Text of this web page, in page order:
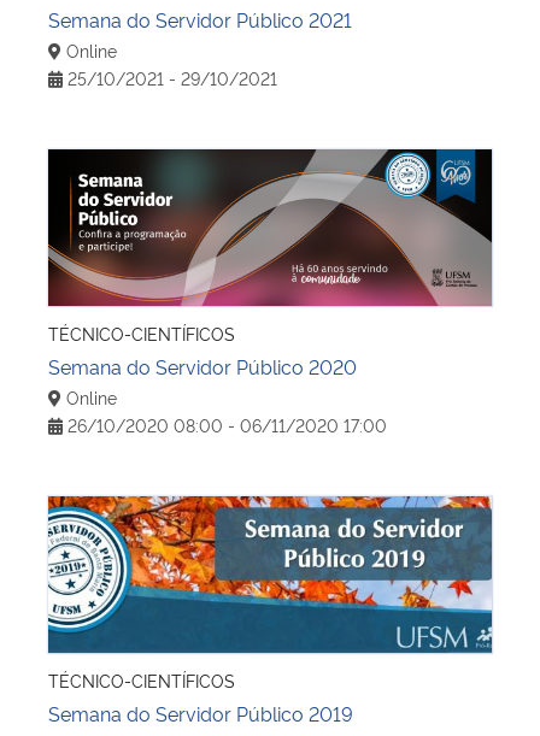
Semana do Servidor Público 2021
Online
25/10/2021 - 29/10/2021
Semana do Servidor Público 2020
TÉCNICO-CIENTÍFICOS
Semana do Servidor Público 2020
Online
26/10/2020 08:00 - 06/11/2020 17:00
Semana do Servidor Público 2019
TÉCNICO-CIENTÍFICOS
Semana do Servidor Público 2019